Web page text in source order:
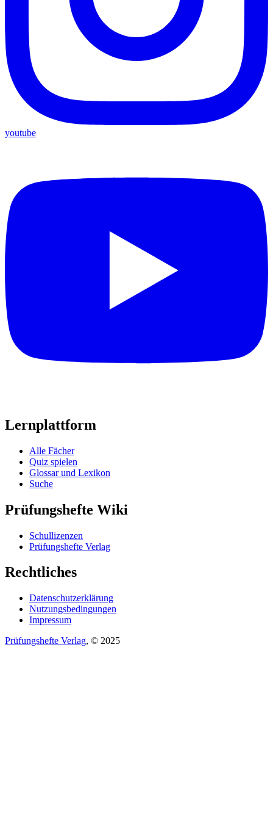
youtube
Lernplattform
Alle Fächer
Quiz spielen
Glossar und Lexikon
Suche
Prüfungshefte Wiki
Schullizenzen
Prüfungshefte Verlag
Rechtliches
Datenschutzerklärung
Nutzungsbedingungen
Impressum
Prüfungshefte Verlag, © 2025